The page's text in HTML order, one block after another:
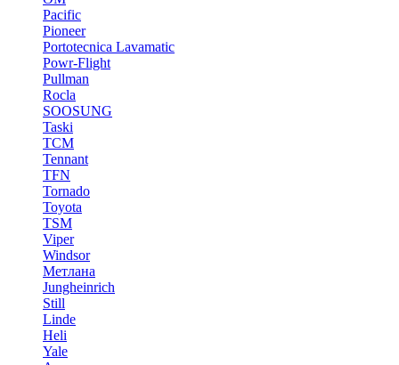
Pacific
Pioneer
Portotecnica Lavamatic
Powr-Flight
Pullman
Rocla
SOOSUNG
Taski
TCM
Tennant
TFN
Tornado
Toyota
TSM
Viper
Windsor
Метлана
Jungheinrich
Still
Linde
Heli
Yale